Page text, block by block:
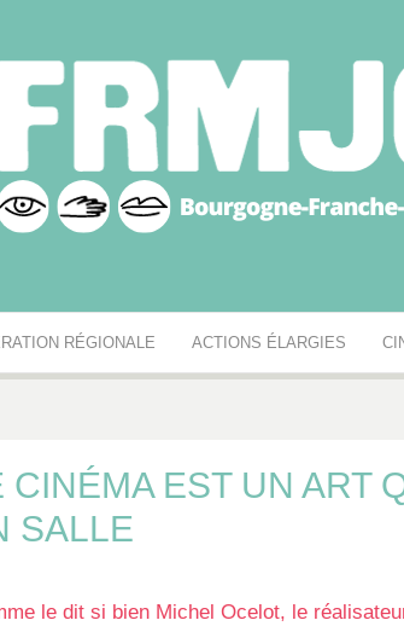
RÉGIONALE ACTIONS ÉLARGIES
CINÉMA EST UN ART
SALLE
le dit si bien Michel Ocelot, le